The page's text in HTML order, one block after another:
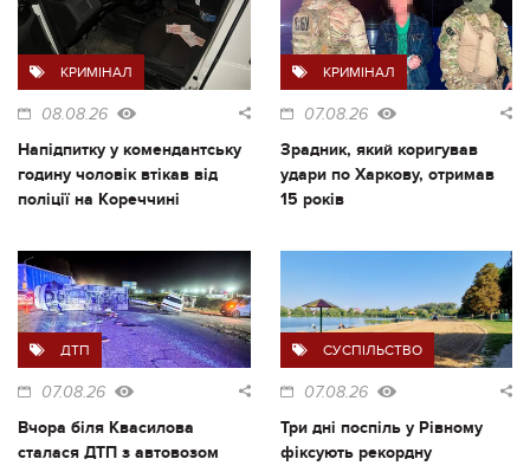
КРИМІНАЛ
08.08.26
Напідпитку у комендантську
годину чоловік втікав від
поліції на Кореччині
КРИМІНАЛ
07.08.26
Зрадник, який коригував
удари по Харкову, отримав
15 років
ДТП
07.08.26
Вчора біля Квасилова
сталася ДТП з автовозом
СУСПІЛЬСТВО
07.08.26
Три дні поспіль у Рівному
фіксують рекордну